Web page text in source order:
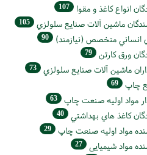
انواع کاغذ و مقوا 107
ماشين آلات صنايع سلولزي 105
انساني متخصص (نیازمند) 90
كارتن 79
ماشين آلات صنايع سلولزي 73
چاپ 69
مواد اوليه صنعت چاپ 63
كاغذ هاي بهداشتي 40
مواد اوليه صنعت چاپ 29
مواد شیمیایی 27